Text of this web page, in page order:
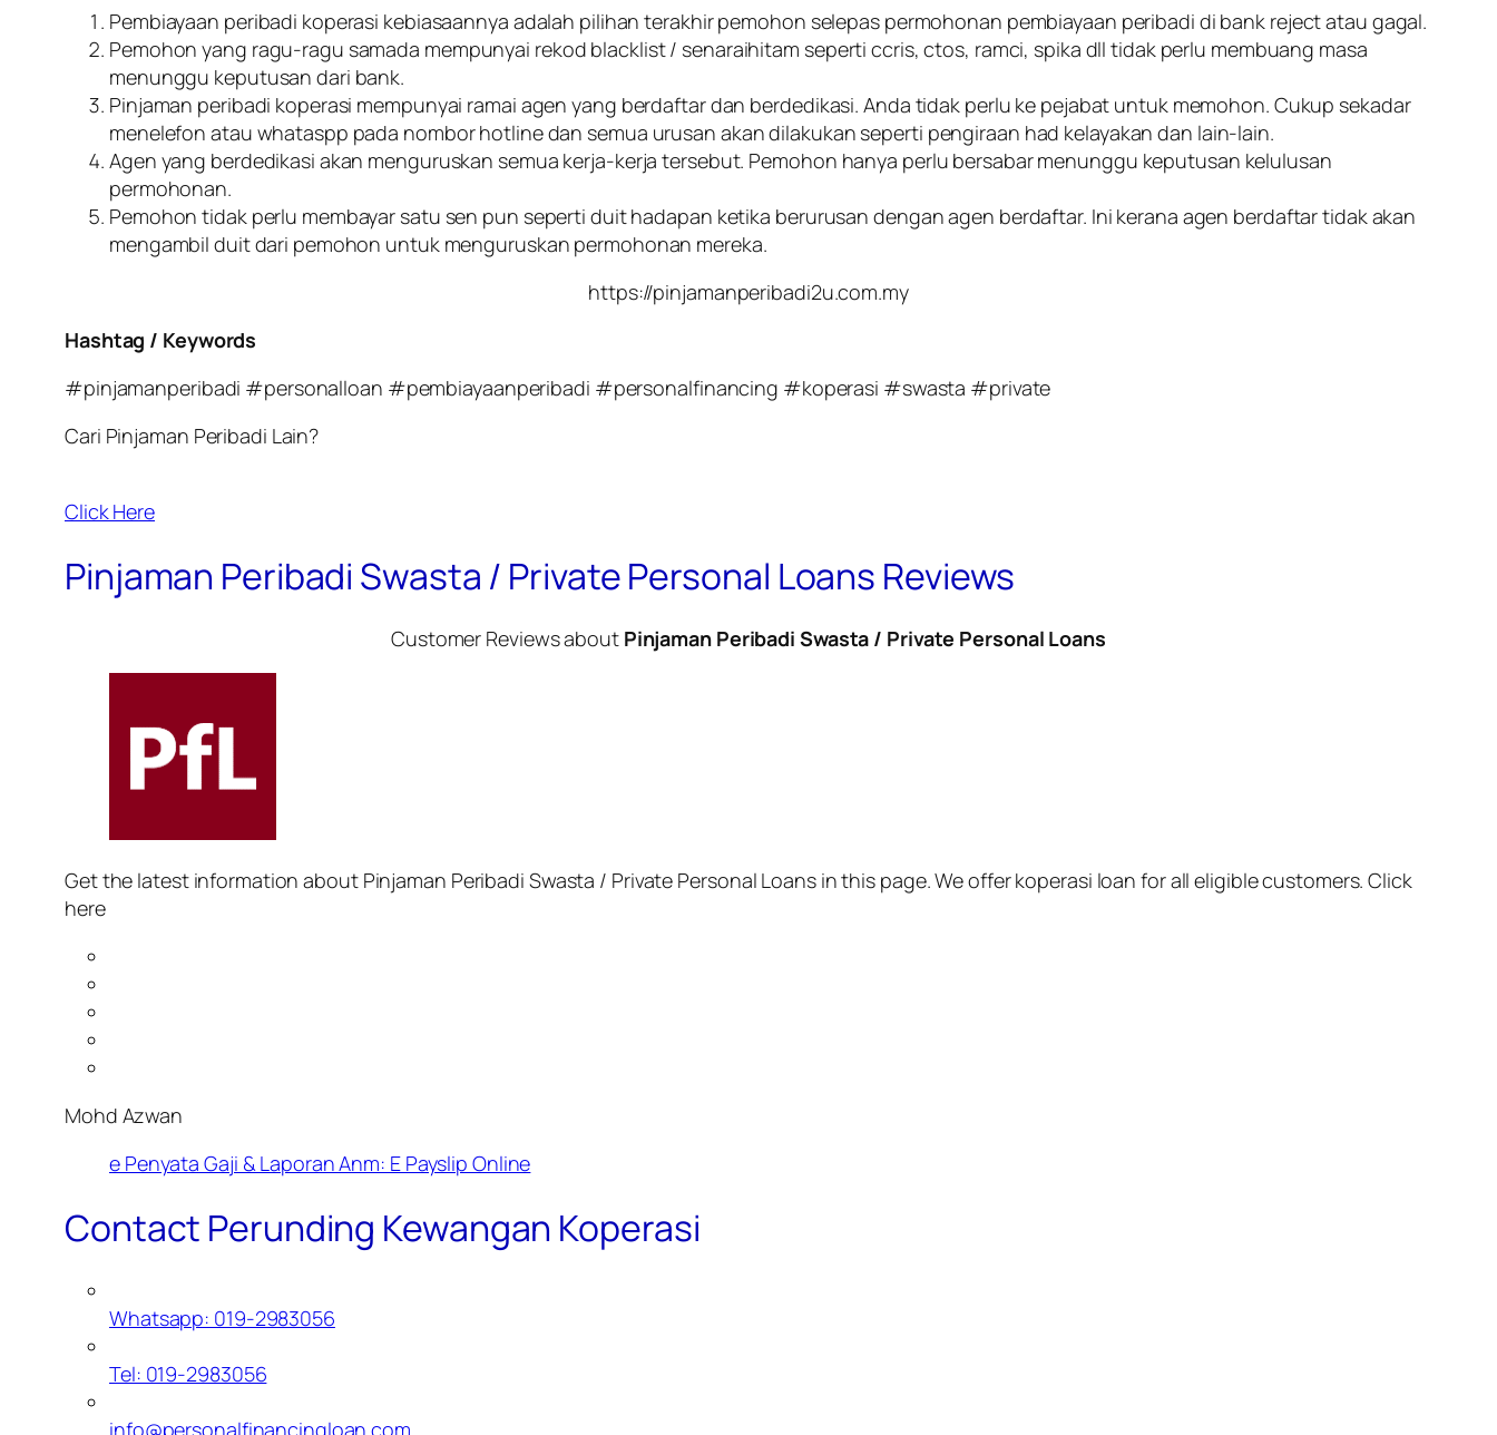
Pembiayaan peribadi koperasi kebiasaannya adalah pilihan terakhir pemohon selepas permohonan pembiayaan peribadi di bank reject atau gagal.
Pemohon yang ragu-ragu samada mempunyai rekod blacklist / senaraihitam seperti ccris, ctos, ramci, spika dll tidak perlu membuang masa
menunggu keputusan dari bank.
Pinjaman peribadi koperasi mempunyai ramai agen yang berdaftar dan berdedikasi. Anda tidak perlu ke pejabat untuk memohon. Cukup sekadar
menelefon atau whataspp pada nombor hotline dan semua urusan akan dilakukan seperti pengiraan had kelayakan dan lain-lain.
Agen yang berdedikasi akan menguruskan semua kerja-kerja tersebut. Pemohon hanya perlu bersabar menunggu keputusan kelulusan
permohonan.
Pemohon tidak perlu membayar satu sen pun seperti duit hadapan ketika berurusan dengan agen berdaftar. Ini kerana agen berdaftar tidak akan
mengambil duit dari pemohon untuk menguruskan permohonan mereka.
https://pinjamanperibadi2u.com.my
Hashtag / Keywords
#pinjamanperibadi #personalloan #pembiayaanperibadi #personalfinancing #koperasi #swasta #private
Cari Pinjaman Peribadi Lain?
Click Here
Pinjaman Peribadi Swasta / Private Personal Loans Reviews
Customer Reviews about Pinjaman Peribadi Swasta / Private Personal Loans
Get the latest information about Pinjaman Peribadi Swasta / Private Personal Loans in this page. We offer koperasi loan for all eligible customers. Click
here
Mohd Azwan
e Penyata Gaji & Laporan Anm: E Payslip Online
Contact Perunding Kewangan Koperasi
Whatsapp: 019-2983056
Tel: 019-2983056
info@personalfinancingloan.com